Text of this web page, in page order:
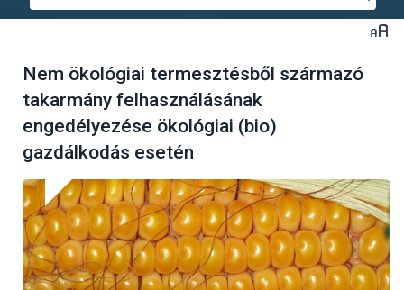
Nem ökológiai termesztésből származó
takarmány felhasználásának
engedélyezése ökológiai (bio)
gazdálkodás esetén